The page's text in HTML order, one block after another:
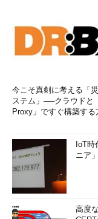
今こそ真剣に考える「
ステム」──クラウドと
Proxy」ですぐ構築する
IoT
ニア
高度